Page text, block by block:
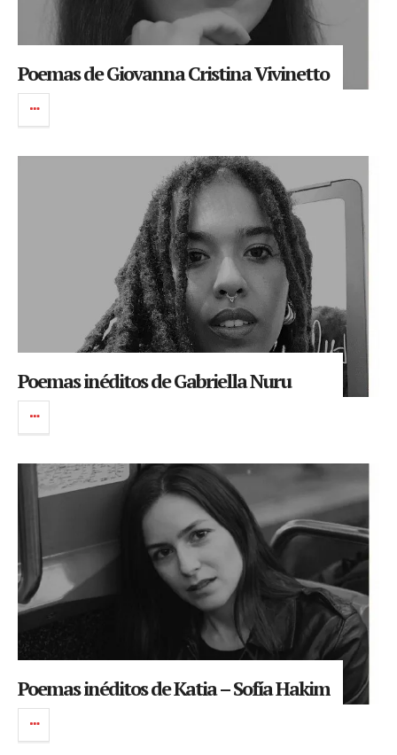
Poemas de Giovanna Cristina Vivinetto
Poemas inéditos de Gabriella Nuru
Poemas inéditos de Katia – Sofía Hakim